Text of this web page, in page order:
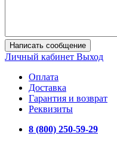
Написать сообщение
Личный кабинет Выход
Оплата
Доставка
Гарантия и возврат
Реквизиты
8 (800) 250-59-29